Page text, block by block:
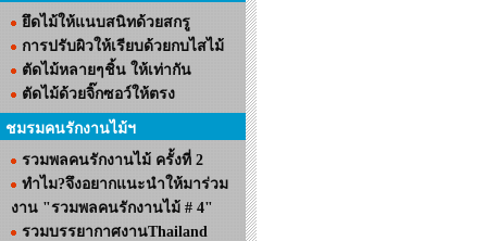
ยึดไม้ให้แนบสนิทด้วยสกรู
การปรับผิวให้เรียบด้วยกบไสไม้
ตัดไม้หลายๆชิ้น ให้เท่ากัน
ตัดไม้ด้วยจิ๊กซอว์ให้ตรง
ชมรมคนรักงานไม้ฯ
รวมพลคนรักงานไม้ ครั้งที่ 2
ทำไม?จึงอยากแนะนำให้มาร่วม
งาน "รวมพลคนรักงานไม้ # 4"
รวมบรรยากาศงานThailand